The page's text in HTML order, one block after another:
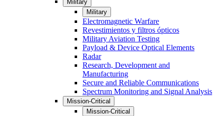
Military
Military
Electromagnetic Warfare
Revestimientos y filtros ópticos
Military Aviation Testing
Payload & Device Optical Elements
Radar
Research, Development and
Manufacturing
Secure and Reliable Communications
Spectrum Monitoring and Signal Analysis
Mission-Critical
Mission-Critical